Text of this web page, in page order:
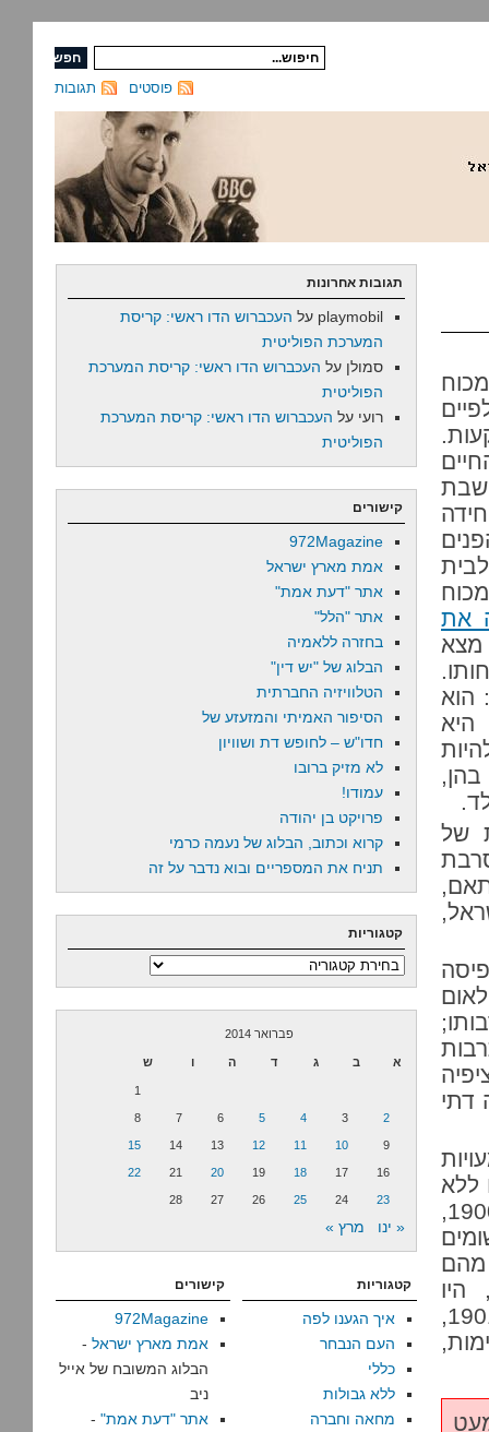
תגובות פוסטים
שבת
את
מצא
הוא
היא
של
דתי
ללא
: ב-1900,
היו בפלסטינה כ-600,000 תושבים; 94% מהם
יהודים. סרג'יו דלהפרגולה מעריך שב-1890, היו
בפלסטינה 43,000 יהודים, ו-490,000 לא יהודים. ב-1901,
תגובות אחרונות
playmobil על העכברוש הדו ראשי: קריסת
המערכת הפוליטית
סמולן על העכברוש הדו ראשי: קריסת המערכת
הפוליטית
רועי על העכברוש הדו ראשי: קריסת המערכת
הפוליטית
קישורים
972Magazine
אמת מארץ ישראל
אתר "דעת אמת"
אתר "הלל"
בחזרה ללאמיה
הבלוג של "יש דין"
הטלוויזיה החברתית
הסיפור האמיתי והמזעזע של
חדו"ש – לחופש דת ושוויון
לא מזיק ברובו
עמודו!
פרויקט בן יהודה
קרוא וכתוב, הבלוג של נעמה כרמי
תניח את המספריים ובוא נדבר על זה
קטגוריות
קטגוריות
פברואר 2014
א ב ג ד ה ו ש
1
2
3
4
5
6
7
8
9
10
11
12
13
14
15
16
17
18
19
20
21
22
23
24
25
26
27
28
« ינו מרץ »
קטגוריות
איך הגענו לפה
העם הנבחר
כללי
ללא גבולות
מחאה וחברה
קישורים
972Magazine
אמת מארץ ישראל -
הבלוג המשובח של אייל
ניב
אתר "דעת אמת" -